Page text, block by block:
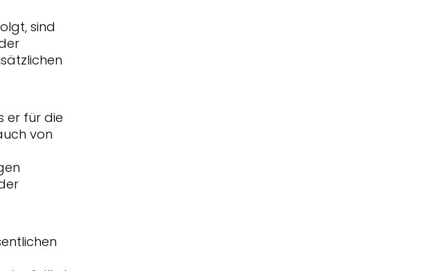
sind
er für die
von